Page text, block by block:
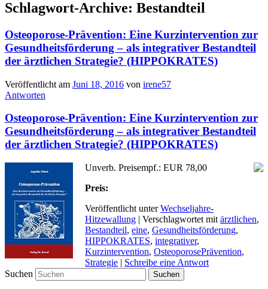
Schlagwort-Archive: Bestandteil
Osteoporose-Prävention: Eine Kurzintervention zur
Gesundheitsförderung – als integrativer Bestandteil
der ärztlichen Strategie? (HIPPOKRATES)
Veröffentlicht am Juni 18, 2016 von irene57
Antworten
Osteoporose-Prävention: Eine Kurzintervention zur
Gesundheitsförderung – als integrativer Bestandteil
der ärztlichen Strategie? (HIPPOKRATES)
Unverb. Preisempf.: EUR 78,00
Preis:
Veröffentlicht unter Wechseljahre-
Hitzewallung | Verschlagwortet mit ärztlichen,
Bestandteil, eine, Gesundheitsförderung,
HIPPOKRATES, integrativer,
Kurzintervention, OsteoporosePrävention,
Strategie | Schreibe eine Antwort
Suchen